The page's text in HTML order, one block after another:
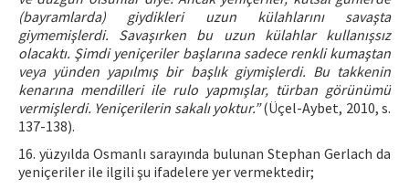
(bayramlarda) giydikleri uzun külahlarını savaşta
giymemişlerdi. Savaşırken bu uzun külahlar kullanışsız
olacaktı. Şimdi yeniçeriler başlarına sadece renkli kumaştan
veya yünden yapılmış bir başlık giymişlerdi. Bu takkenin
kenarına mendilleri ile rulo yapmışlar, türban görünümü
vermişlerdi. Yeniçerilerin sakalı yoktur.”(Üçel-Aybet, 2010, s.
137-138).
16. yüzyılda Osmanlı sarayında bulunan Stephan Gerlach da
yeniçeriler ile ilgili şu ifadelere yer vermektedir;